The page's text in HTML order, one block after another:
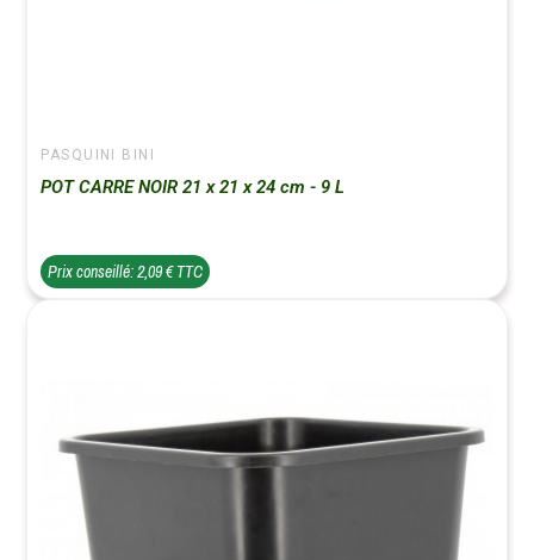
PASQUINI BINI
POT CARRE NOIR 21 x 21 x 24 cm - 9 L
Prix conseillé: 2,09 € TTC